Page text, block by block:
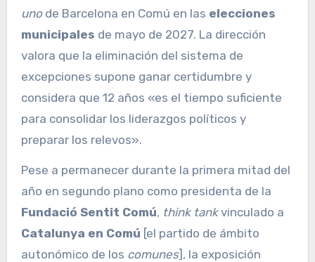
unode Barcelona en Comú en las elecciones
municipales de mayo de 2027. La dirección
valora que la eliminación del sistema de
excepciones supone ganar certidumbre y
considera que 12 años «es el tiempo suficiente
para consolidar los liderazgos políticos y
preparar los relevos».
Pese a permanecer durante la primera mitad del
año en segundo plano como presidenta de la
Fundació Sentit Comú, think tankvinculado a
Catalunya en Comú [el partido de ámbito
autonómico de los comunes], la exposición